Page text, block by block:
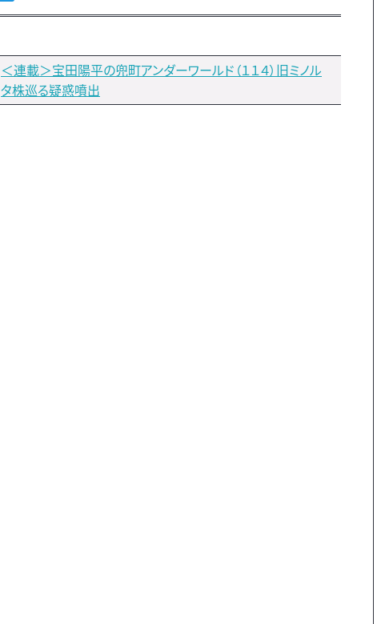
＜連載＞宝田陽平の兜町アンダーワールド（１１４）旧ミノル
タ株巡る疑惑噴出